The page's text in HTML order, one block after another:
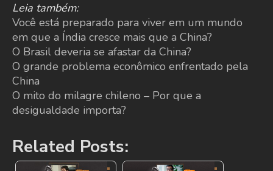
Leia também:
Você está preparado para viver em um mundo
em que a Índia cresce mais que a China?
O Brasil deveria se afastar da China?
O grande problema econômico enfrentado pela
China
O mito do milagre chileno – Por que a
desigualdade importa?
Related Posts: